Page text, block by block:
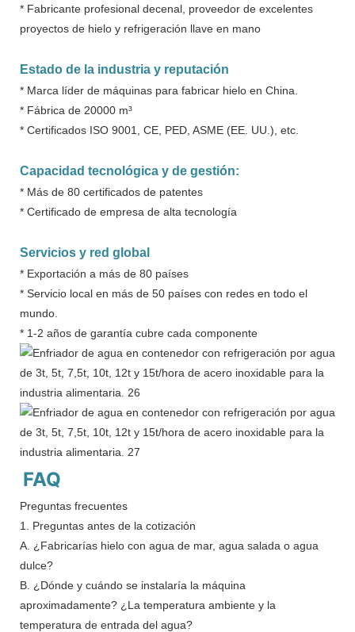
* Fabricante profesional decenal, proveedor de excelentes
proyectos de hielo y refrigeración llave en mano
Estado de la industria y reputación
* Marca líder de máquinas para fabricar hielo en China.
* Fábrica de 20000 m³
* Certificados ISO 9001, CE, PED, ASME (EE. UU.), etc.
Capacidad tecnológica y de gestión:
* Más de 80 certificados de patentes
* Certificado de empresa de alta tecnología
Servicios y red global
* Exportación a más de 80 países
* Servicio local en más de 50 países con redes en todo el
mundo.
* 1-2 años de garantía cubre cada componente
FAQ
Preguntas frecuentes
1. Preguntas antes de la cotización
A. ¿Fabricarías hielo con agua de mar, agua salada o agua
dulce?
B. ¿Dónde y cuándo se instalaría la máquina
aproximadamente? ¿La temperatura ambiente y la
temperatura de entrada del agua?